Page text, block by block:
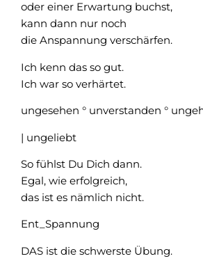
oder einer Erwartung buchst,
kann dann nur noch
die Anspannung verschärfen.
Ich kenn das so gut.
Ich war so verhärtet.
ungesehen ° unverstanden °
| ungeliebt
So fühlst Du Dich dann.
Egal, wie erfolgreich,
das ist es nämlich nicht.
Ent_Spannung
DAS ist die schwerste Übung.